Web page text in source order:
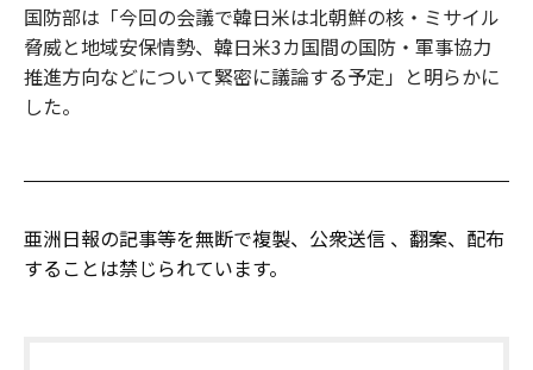
国防部は「今回の会議で韓日米は北朝鮮の核・ミサイル
脅威と地域安保情勢、韓日米3カ国間の国防・軍事協力
推進方向などについて緊密に議論する予定」と明らかに
した。
亜洲日報の記事等を無断で複製、公衆送信 、翻案、配布
することは禁じられています。